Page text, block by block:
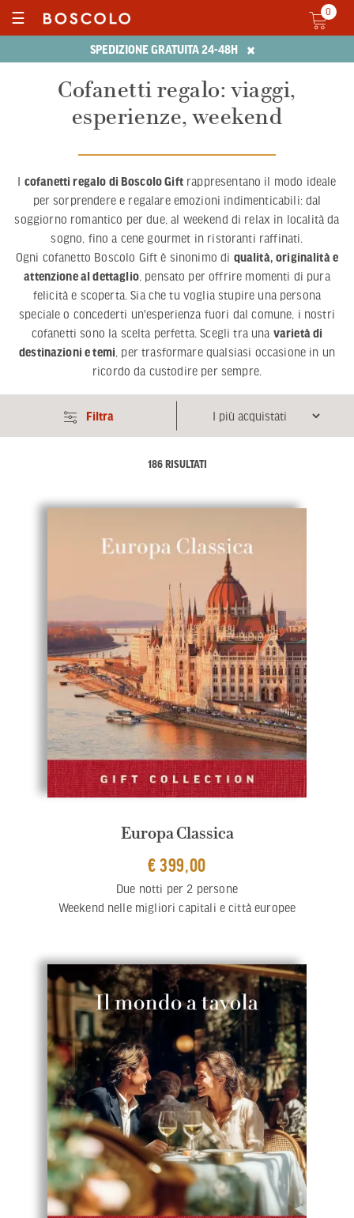
SPEDIZIONE GRATUITA 24-48H ×
☰ 0
Cofanetti regalo: viaggi,
esperienze, weekend
I cofanetti regalo di Boscolo Giftrappresentano il modo ideale
per sorprendere e regalare emozioni indimenticabili: dal
soggiorno romantico per due, al weekend di relax in località da
sogno, fino a cene gourmet in ristoranti raffinati.
Ogni cofanetto Boscolo Gift è sinonimo di qualità, originalità e
attenzione al dettaglio, pensato per offrire momenti di pura
felicità e scoperta. Sia che tu voglia stupire una persona
speciale o concederti un'esperienza fuori dal comune, i nostri
cofanetti sono la scelta perfetta. Scegli tra una varietà di
destinazioni e temi , per trasformare qualsiasi occasione in un
ricordo da custodire per sempre.
186 RISULTATI
Filtra
Europa Classica
€ 399,00
Due notti per 2 persone
Weekend nelle migliori capitali e città europee